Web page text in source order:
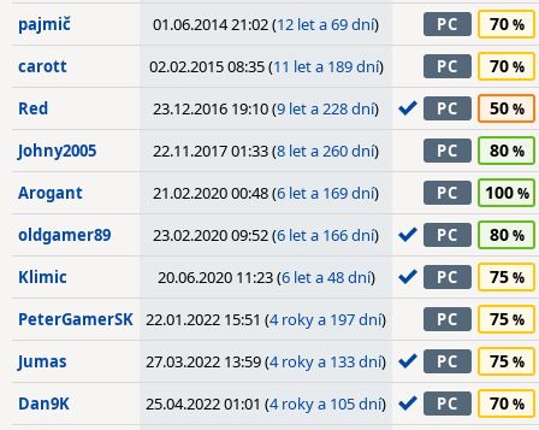
pajmič 01.06.2014 21:02 (12 let a 69 dní) PC 70
carott 02.02.2015 08:35 (11 let a 189 dní) PC 70
Red 23.12.2016 19:10 (9 let a 228 dní) PC 50
Johny2005 22.11.2017 01:33 (8 let a 260 dní) PC 80
Arogant 21.02.2020 00:48 (6 let a 169 dní) PC 100
oldgamer89 23.02.2020 09:52 (6 let a 166 dní) PC 80
Klimic 20.06.2020 11:23 (6 let a 48 dní) PC 75
PeterGamerSK 22.01.2022 15:51 (4 roky a 197 dní) PC 75
Jumas 27.03.2022 13:59 (4 roky a 133 dní) PC 75
Dan9K 25.04.2022 01:01 (4 roky a 105 dní) PC 70